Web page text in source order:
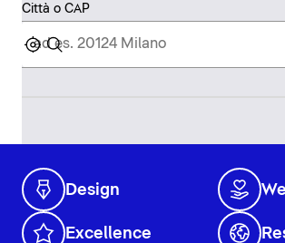
Città o CAP
Design
Excellence